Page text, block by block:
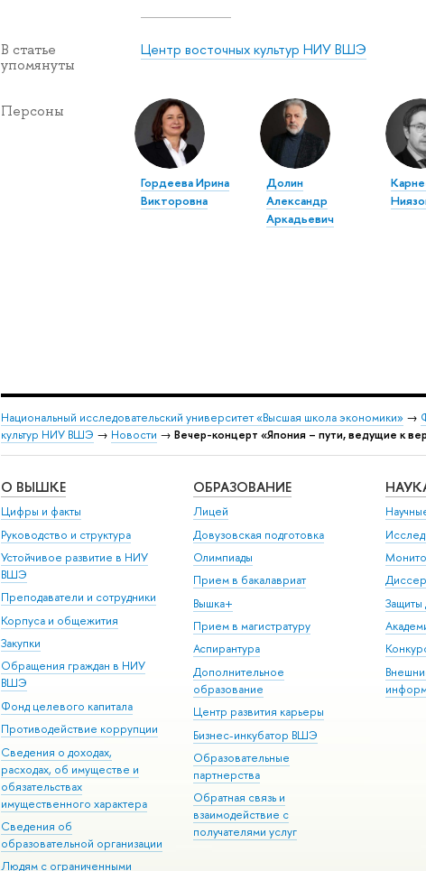
В статье
упомянуты
Центр восточных культур НИУ ВШЭ
Персоны
Гордеева Ирина
Викторовна
Долин
Александр
Аркадьевич
Национальный исследовательский университет «Высшая школа экономики» →
культур НИУ ВШЭ → Новости → Вечер-концерт «Япония – пути, ведущие к
О ВЫШКЕ
Цифры и факты
Руководство и структура
Устойчивое развитие в НИУ
ВШЭ
Преподаватели и сотрудники
Корпуса и общежития
Закупки
Обращения граждан в НИУ
ВШЭ
Фонд целевого капитала
Противодействие коррупции
Сведения о доходах,
расходах, об имуществе и
обязательствах
имущественного характера
Сведения об
образовательной организации
Людям с ограниченными
ОБРАЗОВАНИЕ
Лицей
Довузовская подготовка
Олимпиады
Прием в бакалавриат
Вышка+
Прием в магистратуру
Аспирантура
Дополнительное
образование
Центр развития карьеры
Бизнес-инкубатор ВШЭ
Образовательные
партнерства
Обратная связь и
взаимодействие с
получателями услуг
Защиты